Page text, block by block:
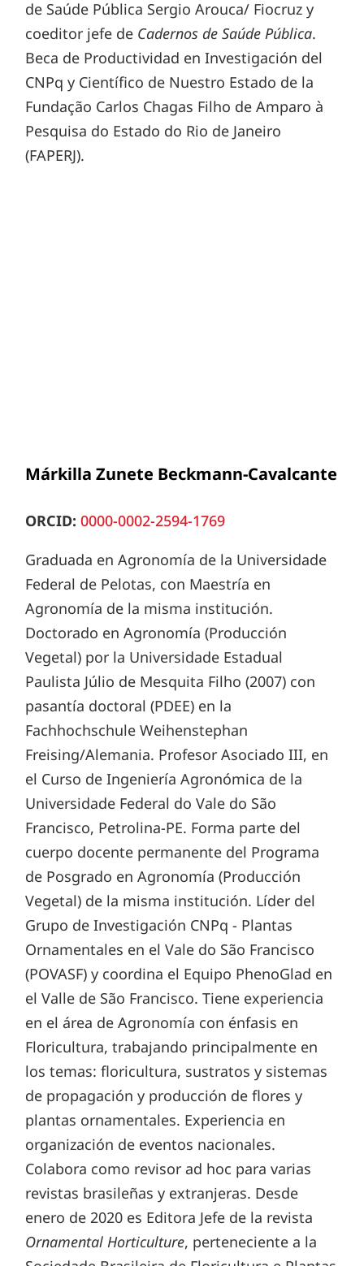
de Saúde Pública Sergio Arouca/ Fiocruz y
coeditor jefe de Cadernos de Saúde Pública.
Beca de Productividad en Investigación del
CNPq y Científico de Nuestro Estado de la
Fundação Carlos Chagas Filho de Amparo à
Pesquisa do Estado do Rio de Janeiro
(FAPERJ).
Márkilla Zunete Beckmann-Cavalcante
ORCID: 0000-0002-2594-1769
Graduada en Agronomía de la Universidade
Federal de Pelotas, con Maestría en
Agronomía de la misma institución.
Doctorado en Agronomía (Producción
Vegetal) por la Universidade Estadual
Paulista Júlio de Mesquita Filho (2007) con
pasantía doctoral (PDEE) en la
Fachhochschule Weihenstephan
Freising/Alemania. Profesor Asociado III, en
el Curso de Ingeniería Agronómica de la
Universidade Federal do Vale do São
Francisco, Petrolina-PE. Forma parte del
cuerpo docente permanente del Programa
de Posgrado en Agronomía (Producción
Vegetal) de la misma institución. Líder del
Grupo de Investigación CNPq - Plantas
Ornamentales en el Vale do São Francisco
(POVASF) y coordina el Equipo PhenoGlad en
el Valle de São Francisco. Tiene experiencia
en el área de Agronomía con énfasis en
Floricultura, trabajando principalmente en
los temas: floricultura, sustratos y sistemas
de propagación y producción de flores y
plantas ornamentales. Experiencia en
organización de eventos nacionales.
Colabora como revisor ad hoc para varias
revistas brasileñas y extranjeras. Desde
enero de 2020 es Editora Jefe de la revista
Ornamental Horticulture, perteneciente a la